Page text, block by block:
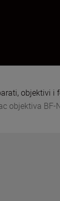
objektivi i
objektiva BF-